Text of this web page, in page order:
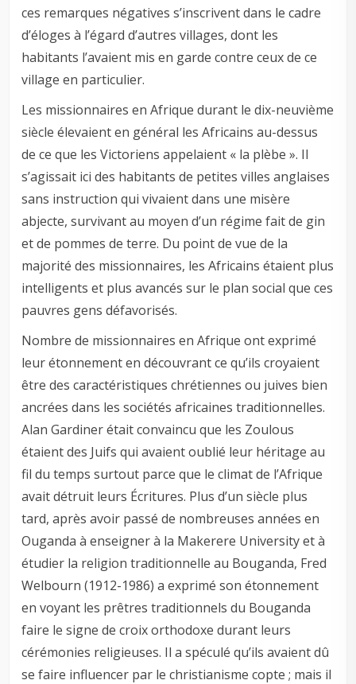
ces remarques négatives s’inscrivent dans le cadre
d’éloges à l’égard d’autres villages, dont les
habitants l’avaient mis en garde contre ceux de ce
village en particulier.
Les missionnaires en Afrique durant le dix-neuvième
siècle élevaient en général les Africains au-dessus
de ce que les Victoriens appelaient « la plèbe ». Il
s’agissait ici des habitants de petites villes anglaises
sans instruction qui vivaient dans une misère
abjecte, survivant au moyen d’un régime fait de gin
et de pommes de terre. Du point de vue de la
majorité des missionnaires, les Africains étaient plus
intelligents et plus avancés sur le plan social que ces
pauvres gens défavorisés.
Nombre de missionnaires en Afrique ont exprimé
leur étonnement en découvrant ce qu’ils croyaient
être des caractéristiques chrétiennes ou juives bien
ancrées dans les sociétés africaines traditionnelles.
Alan Gardiner était convaincu que les Zoulous
étaient des Juifs qui avaient oublié leur héritage au
fil du temps surtout parce que le climat de l’Afrique
avait détruit leurs Écritures. Plus d’un siècle plus
tard, après avoir passé de nombreuses années en
Ouganda à enseigner à la Makerere University et à
étudier la religion traditionnelle au Bouganda, Fred
Welbourn (1912-1986) a exprimé son étonnement
en voyant les prêtres traditionnels du Bouganda
faire le signe de croix orthodoxe durant leurs
cérémonies religieuses. Il a spéculé qu’ils avaient dû
se faire influencer par le christianisme copte ; mais il